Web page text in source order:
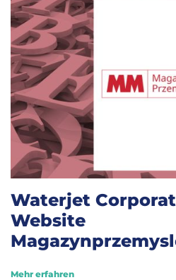
Waterjet
Website
Mehr erfahren